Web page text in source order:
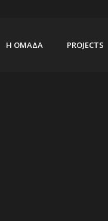
Η ΟΜΑΔΑ PROJECTS